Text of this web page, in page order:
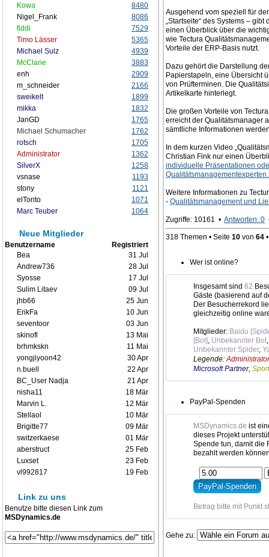
Kowa
8480
Nigel_Frank
8086
fiddi
7529
Timo Lässer
5365
Michael Sulz
4939
McClane
3883
enh
2909
m_schneider
2166
sweikelt
1899
mikka
1832
JanGD
1765
Michael Schumacher
1762
rotsch
1705
Administrator
1362
SilverX
1258
vsnase
1193
stony
1121
elTorito
1071
Marc Teuber
1064
Neue Mitglieder
Benutzername
Registriert
Bea
31 Jul
Andrew736
28 Jul
Syosse
17 Jul
Sulim Litaev
09 Jul
jhb66
25 Jun
ErikFa
10 Jun
seventoor
03 Jun
skinofl
13 Mai
brhmkskn
11 Mai
yongjiyoon42
30 Apr
n.buell
22 Apr
BC_User Nadja
21 Apr
nisha11
18 Mär
Marvin L.
12 Mär
Stellaol
10 Mär
Brigitte77
09 Mär
switzerkaese
01 Mär
aberstruct
25 Feb
Luxset
23 Feb
vl992817
19 Feb
Link zu uns
Benutze bitte diesen Link zum
MSDynamics.de
Ausgehend vom speziell für
„Startseite“ des Systems –
einen Überblick über die
wie Tectura
Vorteile der ERP-Basis nutzt.
Dazu gehört die Darstellung
Papierstapeln, eine Übersicht
von Prüfterminen. Die
Artikelkarte hinterlegt.
Die großen Vorteile von
erreicht der Qualitätsmanager
sämtliche Informationen
In dem kurzen Video
Christian Fink nur einen
individuelle Präsentationen
Qualitätsmanagementexperten
Weitere Informationen zu
- Qualitätsmanagement und
Zugriffe: 10161 • Antworten: 0
318 Themen • Seite 10 von 64
Wer ist online?
Insgesamt sind 62
Gäste (basierend auf
Der Besucherrekord
gleichzeitig online
Mitglieder: Baidu
[Bot] Unbekannter Bot
Unbekannter Spider,
Legende:
Microsoft Partner,
PayPal-Spenden
MSDynamics.de ist
dieses Projekt
Spende tun, damit die
bezahlt werden
Betrag bitte mit Punkt
Gehe zu: